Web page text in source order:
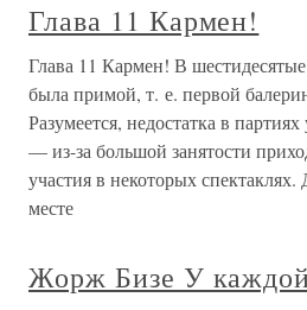
Глава 11 Кармен!
Глава 11 Кармен! В
была примой, т. е. первой
Разумеется, недостатка в
— из-за большой занятости
участия в некоторых спектаклях.
месте
Жорж Бизе У